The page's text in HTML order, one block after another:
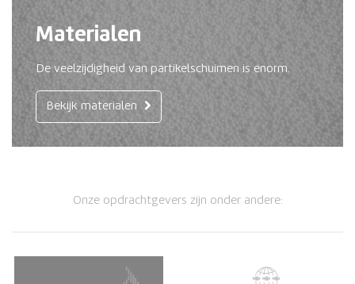
Materialen
De veelzijdigheid van partikelschuimen is enorm.
Bekijk materialen
Onze opdrachtgevers zijn onder andere: